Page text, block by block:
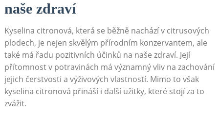
naše zdraví
Kyselina citronová, která ⁤se běžně ​nachází⁣ v citrusových
plodech, je nejen skvělým přírodním konzervantem, ⁢ale
také má řadu‍ pozitivních účinků na naše zdraví. Její‌
přítomnost⁣ v potravinách má významný vliv na​ zachování
jejich ​čerstvosti a ⁢výživových vlastností. Mimo to však
kyselina citronová přináší i další užitky, ⁣které stojí za to
zvážit.